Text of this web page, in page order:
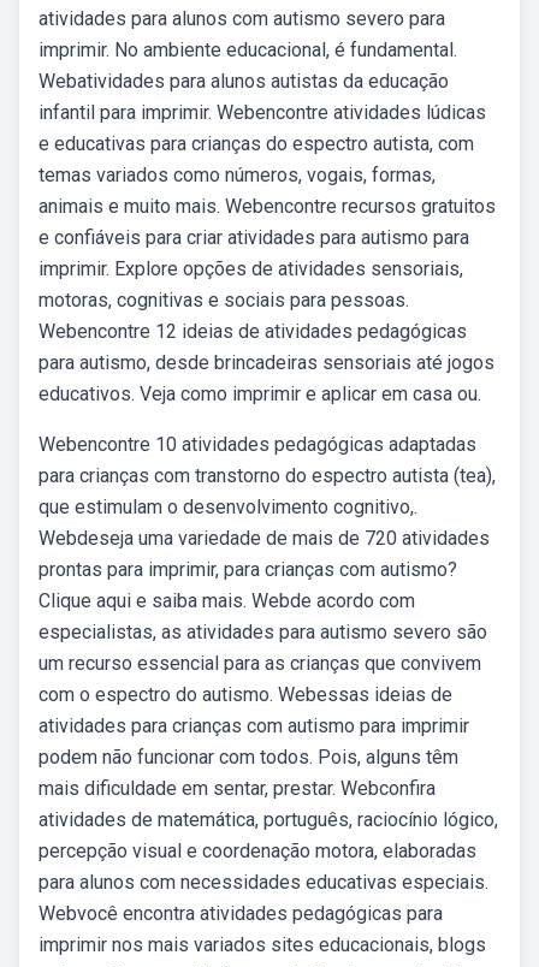
atividades para alunos com autismo severo para
imprimir. No ambiente educacional, é fundamental.
Webatividades para alunos autistas da educação
infantil para imprimir. Webencontre atividades lúdicas
e educativas para crianças do espectro autista, com
temas variados como números, vogais, formas,
animais e muito mais. Webencontre recursos gratuitos
e confiáveis para criar atividades para autismo para
imprimir. Explore opções de atividades sensoriais,
motoras, cognitivas e sociais para pessoas.
Webencontre 12 ideias de atividades pedagógicas
para autismo, desde brincadeiras sensoriais até jogos
educativos. Veja como imprimir e aplicar em casa ou.
Webencontre 10 atividades pedagógicas adaptadas
para crianças com transtorno do espectro autista (tea),
que estimulam o desenvolvimento cognitivo,.
Webdeseja uma variedade de mais de 720 atividades
prontas para imprimir, para crianças com autismo?
Clique aqui e saiba mais. Webde acordo com
especialistas, as atividades para autismo severo são
um recurso essencial para as crianças que convivem
com o espectro do autismo. Webessas ideias de
atividades para crianças com autismo para imprimir
podem não funcionar com todos. Pois, alguns têm
mais dificuldade em sentar, prestar. Webconfira
atividades de matemática, português, raciocínio lógico,
percepção visual e coordenação motora, elaboradas
para alunos com necessidades educativas especiais.
Webvocê encontra atividades pedagógicas para
imprimir nos mais variados sites educacionais, blogs